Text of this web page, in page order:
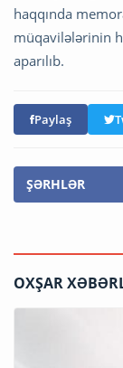
haqqında
müqavilələrinin
aparılıb.
Paylaş
ŞƏRHLƏR
OXŞAR